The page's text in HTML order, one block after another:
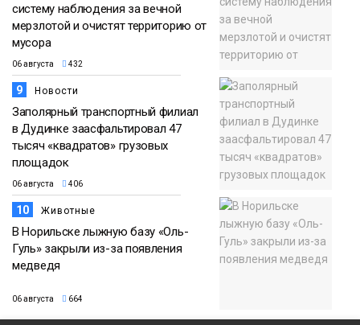
систему наблюдения за вечной
мерзлотой и очистят территорию от
мусора
06 августа 432
9 Новости
Заполярный транспортный филиал
в Дудинке заасфальтировал 47
тысяч «квадратов» грузовых
площадок
06 августа 406
10 Животные
В Норильске лыжную базу «Оль-
Гуль» закрыли из-за появления
медведя
06 августа 664